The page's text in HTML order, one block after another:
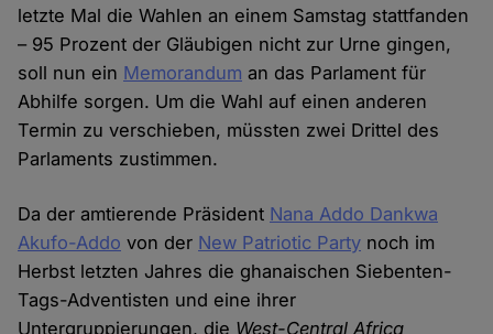
letzte Mal die Wahlen an einem Samstag stattfanden
– 95 Prozent der Gläubigen nicht zur Urne gingen,
soll nun ein Memorandum an das Parlament für
Abhilfe sorgen. Um die Wahl auf einen anderen
Termin zu verschieben, müssten zwei Drittel des
Parlaments zustimmen.
Da der amtierende Präsident Nana Addo Dankwa
Akufo-Addo von der New Patriotic Party noch im
Herbst letzten Jahres die ghanaischen Siebenten-
Tags-Adventisten und eine ihrer
Untergruppierungen, die West-Central Africa